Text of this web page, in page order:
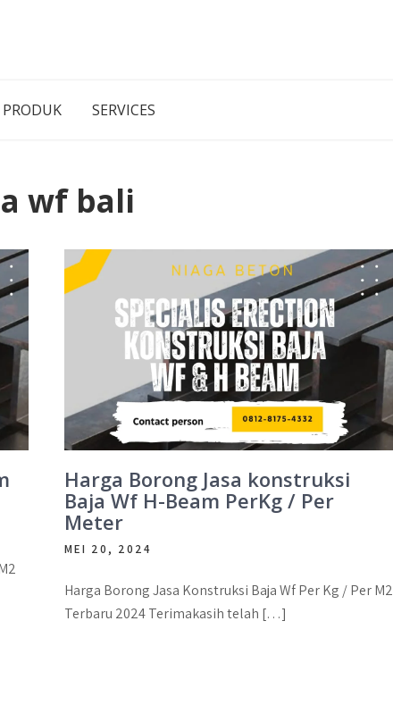
PRODUK SERVICES
wf bali
Harga Borong Jasa konstruksi
Baja Wf H-Beam PerKg / Per
Meter
MEI 20, 2024
Harga Borong Jasa Konstruksi Baja Wf Per Kg / Per M2
Terbaru 2024 Terimakasih telah […]